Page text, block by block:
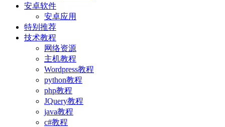
安卓软件
安卓应用
特别推荐
技术教程
网络资源
主机教程
Wordpress教程
python教程
php教程
JQuery教程
java教程
c#教程